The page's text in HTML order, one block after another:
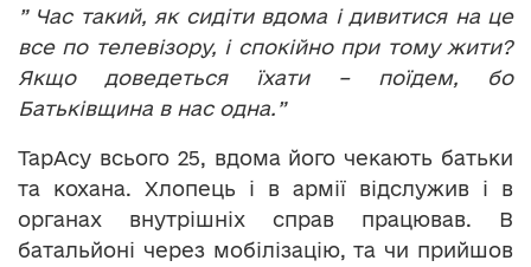
” Час такий, як сидіти вдома і дивитися на це
все по телевізору, і спокійно при тому жити?
Якщо доведеться їхати – поїдем, бо
Батьківщина в нас одна.”
ТарАсу всього 25, вдома його чекають батьки
та кохана. Хлопець і в армії відслужив і в
органах внутрішніх справ працював. В
батальйоні через мобілізацію, та чи прийшов